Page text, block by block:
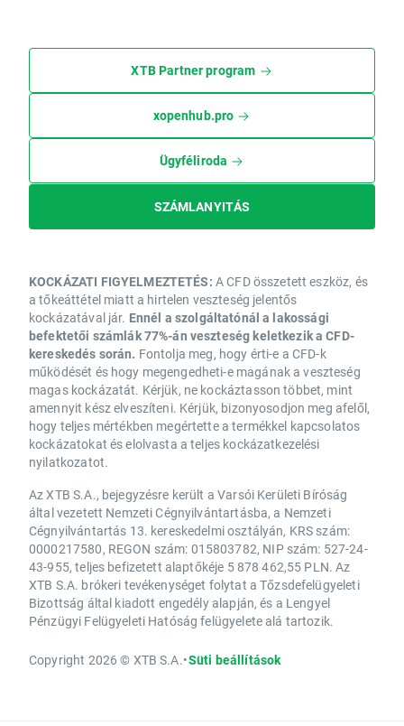
XTB Partner program
xopenhub.pro
Ügyféliroda
SZÁMLANYITÁS
KOCKÁZATI FIGYELMEZTETÉS: A CFD összetett eszköz, és
a tőkeáttétel miatt a hirtelen veszteség jelentős
kockázatával jár. Ennél a szolgáltatónál a lakossági
befektetői számlák 77%-án veszteség keletkezik a CFD-
kereskedés során. Fontolja meg, hogy érti-e a CFD-k
működését és hogy megengedheti-e magának a veszteség
magas kockázatát. Kérjük, ne kockáztasson többet, mint
amennyit kész elveszíteni. Kérjük, bizonyosodjon meg afelől,
hogy teljes mértékben megértette a termékkel kapcsolatos
kockázatokat és elolvasta a teljes kockázatkezelési
nyilatkozatot.
Az XTB S.A., bejegyzésre került a Varsói Kerületi Bíróság
által vezetett Nemzeti Cégnyilvántartásba, a Nemzeti
Cégnyilvántartás 13. kereskedelmi osztályán, KRS szám:
0000217580, REGON szám: 015803782, NIP szám: 527-24-
43-955, teljes befizetett alaptőkéje 5 878 462,55 PLN. Az
XTB S.A. brókeri tevékenységet folytat a Tőzsdefelügyeleti
Bizottság által kiadott engedély alapján, és a Lengyel
Pénzügyi Felügyeleti Hatóság felügyelete alá tartozik.
Copyright 2026 © XTB S.A.•Süti beállítások